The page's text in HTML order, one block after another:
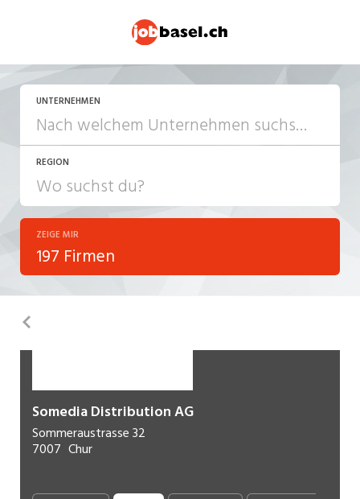
UNTERNEHMEN
REGION
ZEIGE MIR
197 Firmen
Somedia Distribution AG
Sommeraustrasse 32
7007 Chur